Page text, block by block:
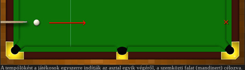
A tempólökést a játékosok egyszerre indítják az asztal egyik végéről, a szemközti falat (mandinert) célozva.